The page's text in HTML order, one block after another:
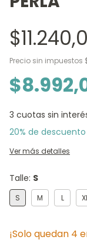
Precio sin impuestos
3 cuotas sin
20% de descuento
Ver más detalles
Talle: S
S M L
¡Solo quedan 4